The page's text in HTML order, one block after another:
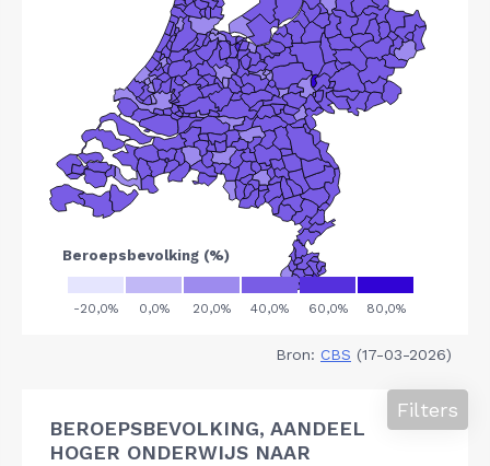
Bron: CBS (17-03-2026)
BEROEPSBEVOLKING, AANDEEL
HOGER ONDERWIJS NAAR
Filters